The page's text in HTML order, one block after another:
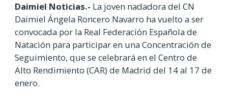
Daimiel Noticias.- La joven nadadora del CN
Daimiel Ángela Roncero Navarro ha vuelto a ser
convocada por la Real Federación Española de
Natación para participar en una Concentración de
Seguimiento, que se celebrará en el Centro de
Alto Rendimiento (CAR) de Madrid del 14 al 17 de
enero.